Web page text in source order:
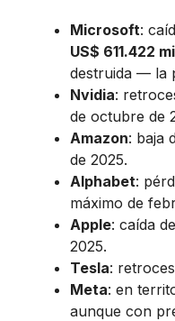
Microsoft:
US$ 611.422
destruida — la
Nvidia:
de octubre de
Amazon: baja
de 2025.
Alphabet:
máximo de
Apple: caída
2025.
Tesla:
Meta: en
aunque con